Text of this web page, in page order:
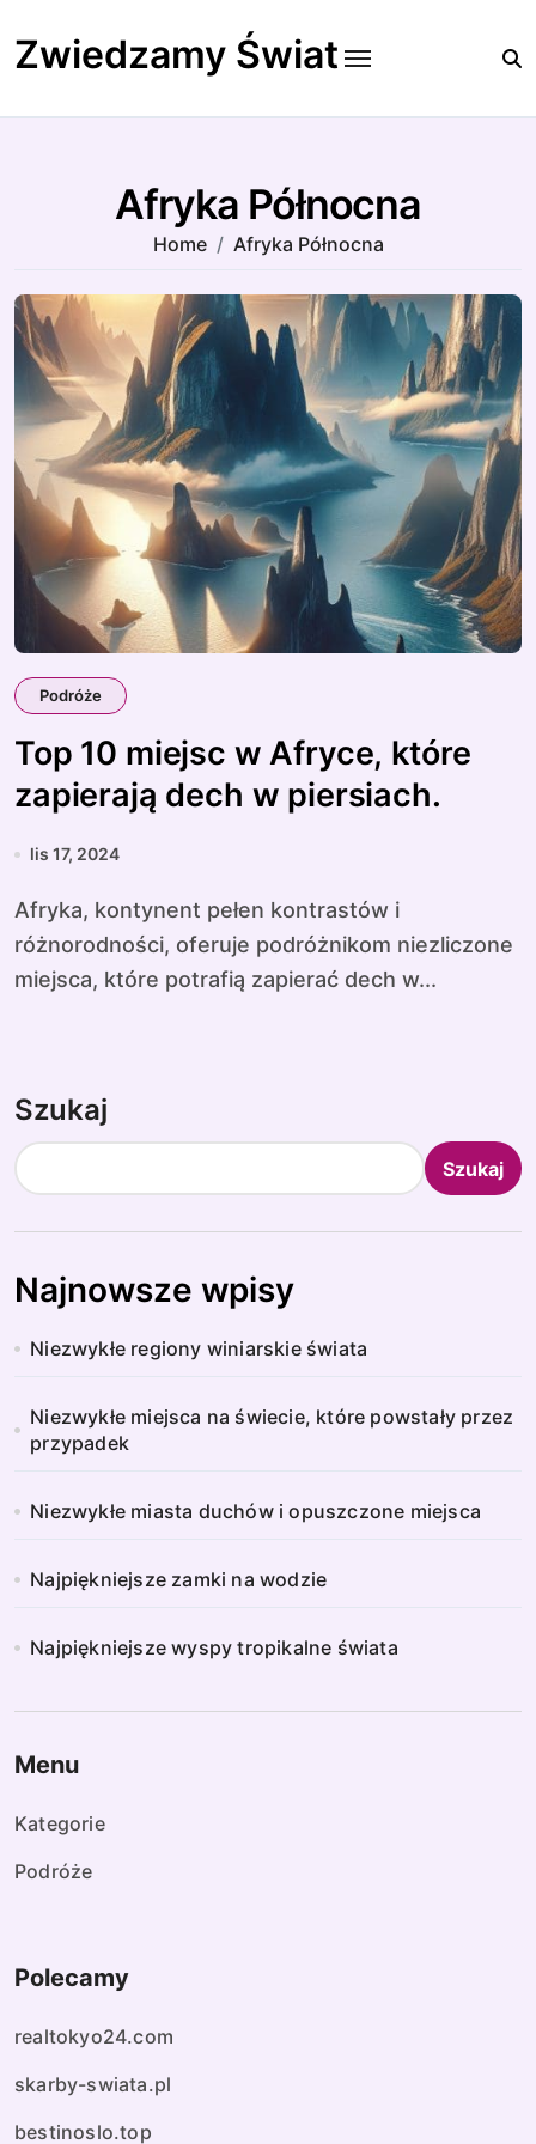
to
content
Zwiedzamy Świat
Afryka Północna
Home Afryka Północna
Podróże
Top 10 miejsc w Afryce, które
zapierają dech w piersiach.
lis 17, 2024
Afryka, kontynent pełen kontrastów i
różnorodności, oferuje podróżnikom niezliczone
miejsca, które potrafią zapierać dech w...
Szukaj
Szukaj
Najnowsze wpisy
Niezwykłe regiony winiarskie świata
Niezwykłe miejsca na świecie, które powstały przez
przypadek
Niezwykłe miasta duchów i opuszczone miejsca
Najpiękniejsze zamki na wodzie
Najpiękniejsze wyspy tropikalne świata
Menu
Kategorie
Podróże
Polecamy
realtokyo24.com
skarby-swiata.pl
bestinoslo.top